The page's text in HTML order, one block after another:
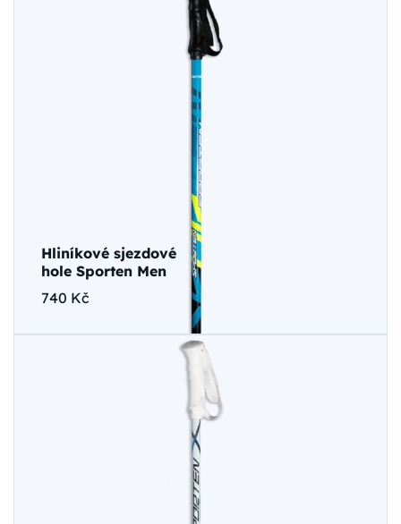
Hliníkové sjezdové
hole Sporten Men
740 Kč